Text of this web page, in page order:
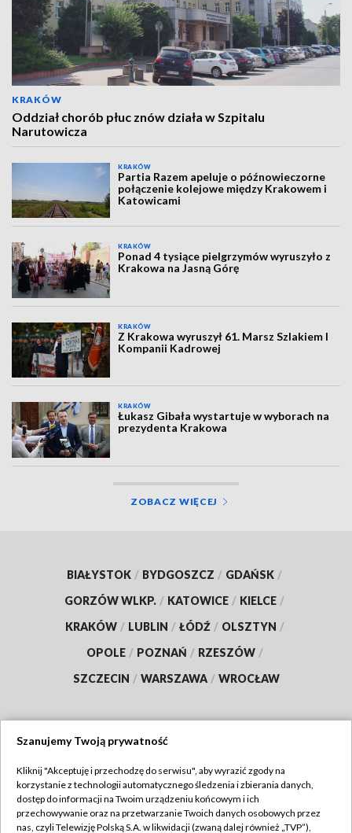
KRAKÓW
Oddział chorób płuc znów działa w Szpitalu
Narutowicza
KRAKÓW
Partia Razem apeluje o późnowieczorne
połączenie kolejowe między Krakowem i
Katowicami
KRAKÓW
Ponad 4 tysiące pielgrzymów wyruszyło z
Krakowa na Jasną Górę
KRAKÓW
Z Krakowa wyruszył 61. Marsz Szlakiem I
Kompanii Kadrowej
KRAKÓW
Łukasz Gibała wystartuje w wyborach na
prezydenta Krakowa
ZOBACZ WIĘCEJ
BIAŁYSTOK / BYDGOSZCZ / GDAŃSK /
GORZÓW WLKP. / KATOWICE / KIELCE /
KRAKÓW / LUBLIN / ŁÓDŹ / OLSZTYN /
OPOLE / POZNAŃ / RZESZÓW /
SZCZECIN / WARSZAWA / WROCŁAW
TVP
Abonament TVP
Regulamin TVP
Szanujemy Twoją prywatność
Kliknij "Akceptuję i przechodzę do serwisu", aby wyrazić zgody na
korzystanie z technologii automatycznego śledzenia i zbierania danych,
dostęp do informacji na Twoim urządzeniu końcowym i ich
przechowywanie oraz na przetwarzanie Twoich danych osobowych przez
nas, czyli Telewizję Polską S.A. w likwidacji (zwaną dalej również „TVP”),